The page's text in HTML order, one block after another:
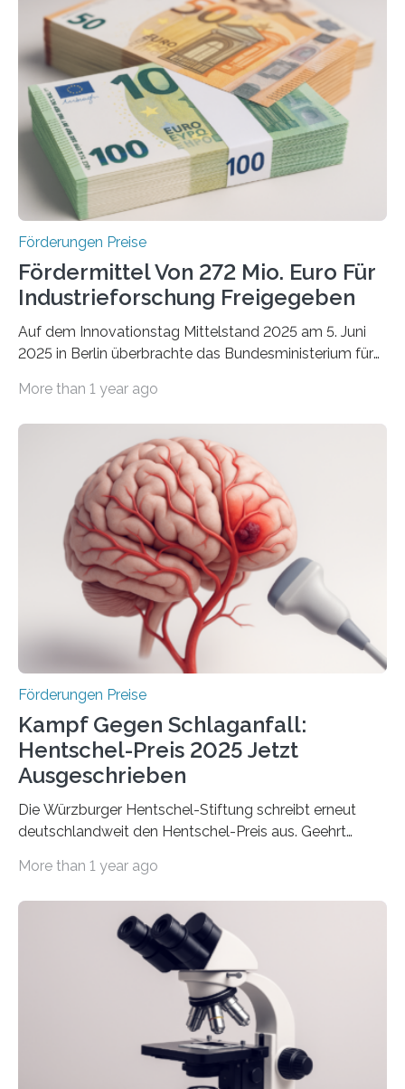
Förderungen Preise
Fördermittel Von 272 Mio. Euro Für
Industrieforschung Freigegeben
Auf dem Innovationstag Mittelstand 2025 am 5. Juni
2025 in Berlin überbrachte das Bundesministerium für
Überplanmäßige Verpflichtungsermächtigungen in
Woche vom Haushaltsausschuss freigegeben – unter
anderem zur Unterstützung der
Industrieforschungsprogramme Industrielle
Gemeinschaftsforschung (IGF), Zentrales
Innovationsprogramm Mittelstand (ZIM) und
Innovationskompetenz INNO-KOM. Auf dem
Innovationstag Mittelstand 2025 am 5. Juni 2025 in
Berlin überbrachte das Bundesministerium für
Wirtschaft und Energie eine gute Nachricht:
Überplanmäßige Verpflichtungsermächtigungen in
More than 1 year ago
Förderungen Preise
Kampf Gegen Schlaganfall:
Hentschel-Preis 2025 Jetzt
Ausgeschrieben
Die Würzburger Hentschel-Stiftung schreibt erneut
deutschlandweit den Hentschel-Preis aus. Geehrt
hochrangige wissenschaftliche Publikation zum Thema
Schlaganfall“ mit Sitz in Würzburg fördert die
Schlaganfallforschung, um die Behandlung der
Betroffenen zu verbessern. Dazu schreibt sie auch in
diesem Jahr wieder deutschlandweit den Hentschel-
Preis aus. Er richtet sich gezielt an jüngere
Forscherinnen und Forscher unter 40 Jahren. Geehrt
werden soll eine herausragende Doktorarbeit oder eine
hochrangige wissenschaftliche Publikation zum Thema
More than 1 year ago